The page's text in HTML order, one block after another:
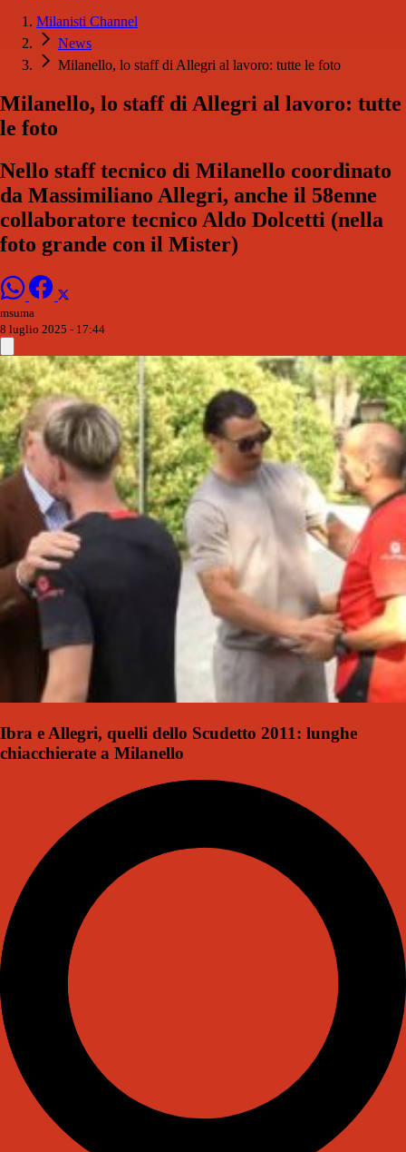
Milanisti Channel
News
Milanello, lo staff di Allegri al lavoro: tutte le foto
Milanello, lo staff di Allegri al lavoro: tutte
le foto
Nello staff tecnico di Milanello coordinato
da Massimiliano Allegri, anche il 58enne
collaboratore tecnico Aldo Dolcetti (nella
foto grande con il Mister)
msuma
8 luglio 2025 - 17:44
Ibra e Allegri, quelli dello Scudetto 2011: lunghe
chiacchierate a Milanello